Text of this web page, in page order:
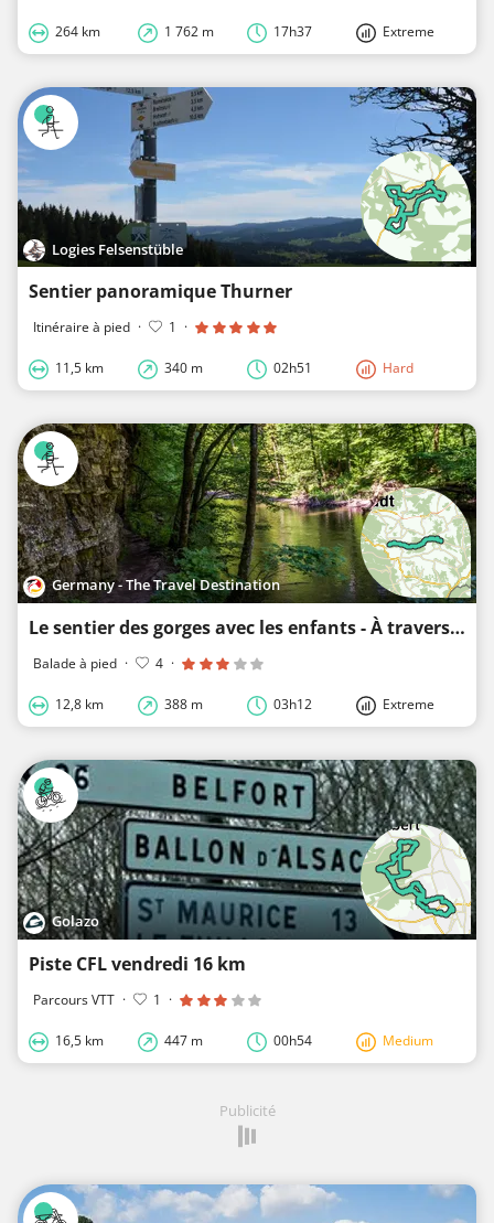
264 km 1 762 m 17h37 Extreme
Logies Felsenstüble
Sentier panoramique Thurner
Itinéraire à pied · 1 ·
11,5 km 340 m 02h51 Hard
Germany - The Travel Destination
Le sentier des gorges avec les enfants - À travers les gorges de la Wutach
Balade à pied · 4 ·
12,8 km 388 m 03h12 Extreme
Golazo
Piste CFL vendredi 16 km
Parcours VTT · 1 ·
16,5 km 447 m 00h54 Medium
Publicité